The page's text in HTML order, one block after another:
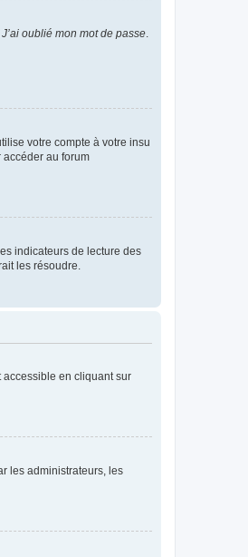
J’ai oublié mon mot de passe
votre compte à votre insu
accéder au forum
indicateurs de lecture des
les résoudre.
en cliquant sur
les administrateurs, les